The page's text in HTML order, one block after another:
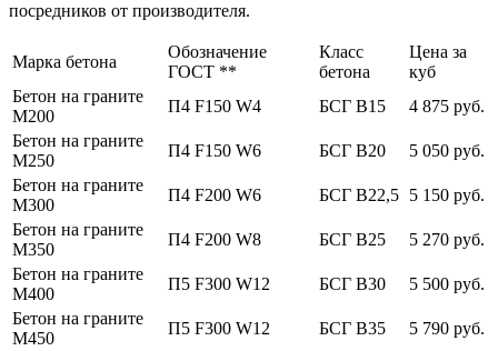
посредников от производителя.
Марка бетона
Обозначение
ГОСТ **
Класс
бетона
Цена за
куб
Бетон на граните
М200
П4 F150 W4 БСГ В15
4 875 руб.
Бетон на граните
М250
П4 F150 W6 БСГ В20
5 050 руб.
Бетон на граните
М300
П4 F200 W6 БСГ В22,5 5 150 руб.
Бетон на граните
М350
П4 F200 W8 БСГ В25
5 270 руб.
Бетон на граните
М400
П5 F300 W12 БСГ В30
5 500 руб.
Бетон на граните
М450
П5 F300 W12 БСГ В35
5 790 руб.